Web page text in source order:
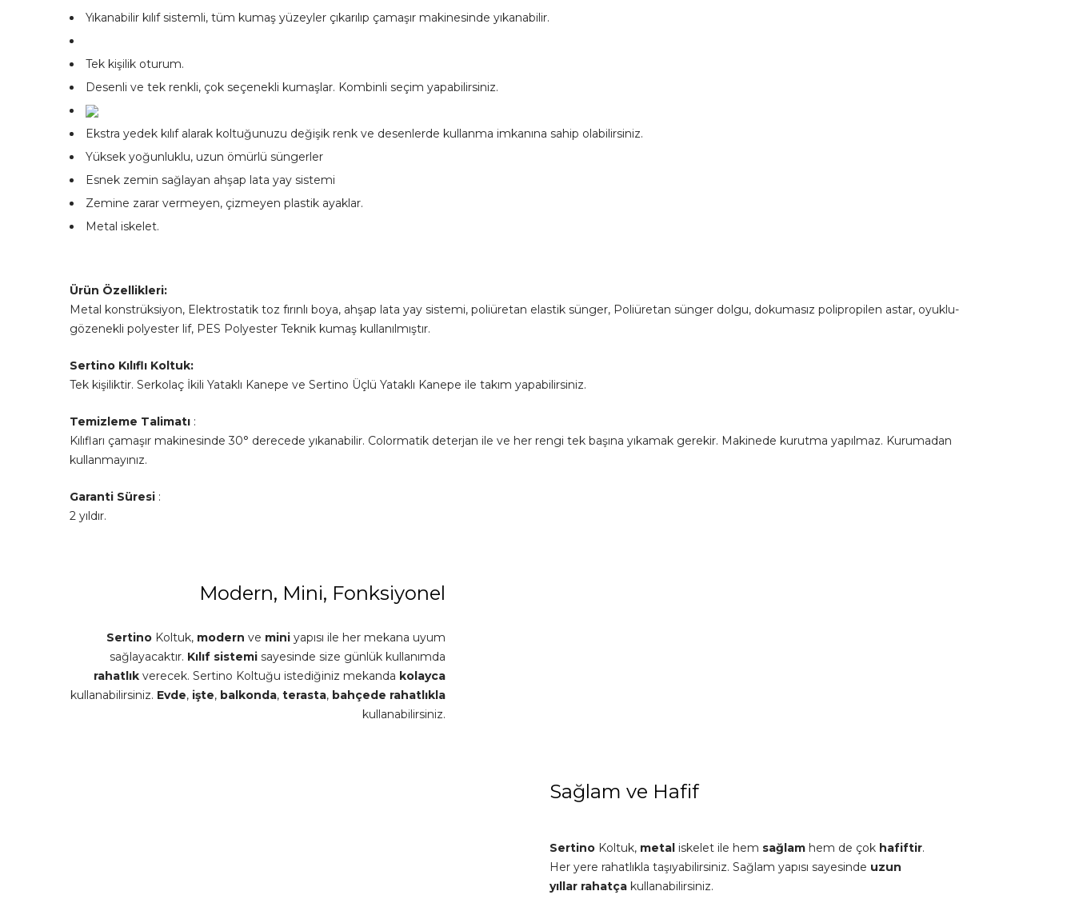
Yıkanabilir kılıf sistemli, tüm kumaş yüzeyler çıkarılıp çamaşır makinesinde yıkanabilir.
Tek kişilik oturum.
Desenli ve tek renkli, çok seçenekli kumaşlar. Kombinli seçim yapabilirsiniz.
Ekstra yedek kılıf alarak koltuğunuzu değişik renk ve desenlerde kullanma imkanına sahip olabilirsiniz.
Yüksek yoğunluklu, uzun ömürlü süngerler
Esnek zemin sağlayan ahşap lata yay sistemi
Zemine zarar vermeyen, çizmeyen plastik ayaklar.
Metal iskelet.
Ürün Özellikleri:
Metal konstrüksiyon, Elektrostatik toz fırınlı boya, ahşap lata yay sistemi, poliüretan elastik sünger, Poliüretan sünger dolgu, dokumasız polipropilen astar, oyuklu-
gözenekli polyester lif, PES Polyester Teknik kumaş kullanılmıştır.
Sertino Kılıflı Koltuk:
Tek kişiliktir. Serkolaç İkili Yataklı Kanepe ve Sertino Üçlü Yataklı Kanepe ile takım yapabilirsiniz.
Temizleme Talimatı :
Kılıfları çamaşır makinesinde 30° derecede yıkanabilir. Colormatik deterjan ile ve her rengi tek başına yıkamak gerekir. Makinede kurutma yapılmaz. Kurumadan
kullanmayınız.
Garanti Süresi :
2 yıldır.
Modern, Mini, Fonksiyonel
Sertino Koltuk, modern ve mini yapısı ile her mekana uyum
sağlayacaktır. Kılıf sistemi sayesinde size günlük kullanımda
rahatlık verecek. Sertino Koltuğu istediğiniz mekanda kolayca
kullanabilirsiniz. Evde, işte, balkonda, terasta, bahçede rahatlıkla
kullanabilirsiniz.
Sağlam ve Hafif
Sertino Koltuk, metal iskelet ile hem sağlam hem de çok hafiftir.
Her yere rahatlıkla taşıyabilirsiniz. Sağlam yapısı sayesinde uzun
yıllar rahatça kullanabilirsiniz.